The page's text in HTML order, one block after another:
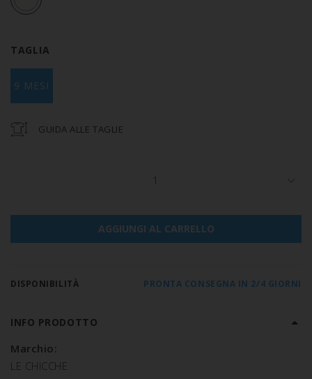
TAGLIA
9 MESI
GUIDA ALLE TAGLIE
1
AGGIUNGI AL CARRELLO
DISPONIBILITÀ PRONTA CONSEGNA IN 2/4 GIORNI
INFO PRODOTTO
Marchio:
LE CHICCHE